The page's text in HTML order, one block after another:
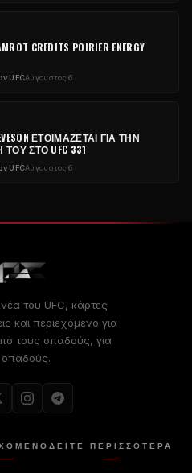
CREDITS POIRIER ENERGY
UFCΑύγουστος 6
ΕΤΟΙΜΆΖΕΤΑΙ ΓΙΑ ΤΗΝ
ΣΤΟ UFC 331
UFCΑύγουστος 6
νέα του UFC, κάρτες
και περιεχόμενο για
τους οπαδούς, για
οπαδούς.
ΔΕΊΤΕ ΠΕΡΙΣΣΟΤΕΡΑ